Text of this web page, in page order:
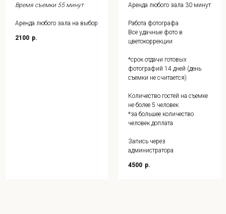
Время съемки 55 минут
Аренда любого зала на выбор
2100 р.
Аренда любого зала 30 минут
Работа фотографа
Все удачные фото в
цветокоррекции
*срок отдачи готовых
фотографий 14 дней (день
съемки не считается)
Количество гостей на съемке
не более 5 человек
*за большее количество
человек доплата
Запись через
администратора
4500 р.